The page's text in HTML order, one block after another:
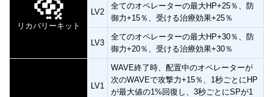
リカバリーキット
LV2
全てのオペレーターの最大HP+25％、防
御力+15％、受ける治療効果+25％
LV3
全てのオペレーターの最大HP+30％、防
御力+20％、受ける治療効果+30％
LV1
WAVE終了時、配置中のオペレーターが
次のWAVEで攻撃力+15％、1秒ごとにHP
が最大値の1%回復し、3秒ごとにSPが1